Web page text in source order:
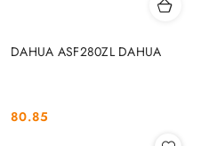
DAHUA ASF280ZL DAHUA
Cena:
80.85